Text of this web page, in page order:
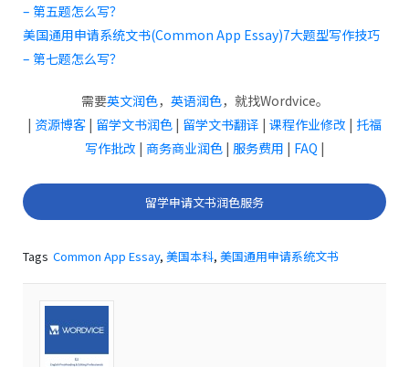
– 第五题怎么写？
美国通用申请系统文书(Common App Essay)7大题型写作技巧
– 第七题怎么写？
需要英文润色， 英语润色，就找Wordvice。
| 资源博客 | 留学文书润色 | 留学文书翻译 | 课程作业修改 | 托福
写作批改 | 商务商业润色| 服务费用 | FAQ |
留学申请文书润色服务
Tags Common App Essay, 美国本科, 美国通用申请系统文书